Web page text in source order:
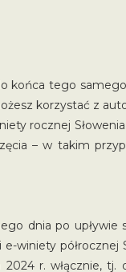
końca tego
korzystać z
rocznej
– w takim
dnia po
winiety półrocznej
r. włącznie,